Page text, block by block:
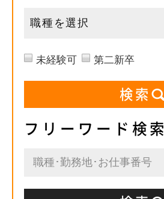
職種を選択
未経験可 第二新卒
フリーワード検索